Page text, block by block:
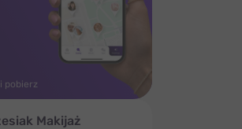
pobierz
Makijaż